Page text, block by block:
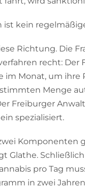
ist kein
Richtung. Die
recht:
im Monat, um
Menge
Freiburger
spezialisiert.
Komponenten
Glathe.
pro Tag
in zwei